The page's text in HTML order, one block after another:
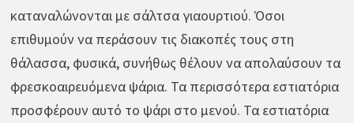
καταναλώνονται με σάλτσα γιαουρτιού. Όσοι
επιθυμούν να περάσουν τις διακοπές τους στη
θάλασσα, φυσικά, συνήθως θέλουν να απολαύσουν τα
φρεσκοαιρευόμενα ψάρια. Τα περισσότερα εστιατόρια
προσφέρουν αυτό το ψάρι στο μενού. Τα εστιατόρια